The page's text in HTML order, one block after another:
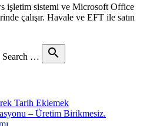
işletim sistemi ve Microsoft Office
çalışır. Havale ve EFT ile satın
Search … search
Tarih Eklemek
– Üretim Birikmesiz.